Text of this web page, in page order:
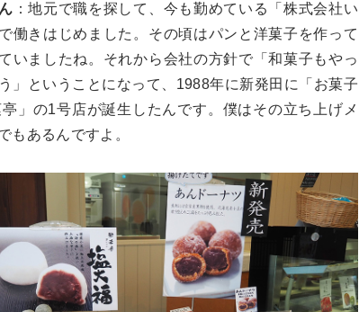
：地元で職を探して、今も勤めている「株式会社い
働きはじめました。その頃はパンと洋菓子を作って
いましたね。それから会社の方針で「和菓子もやっ
」ということになって、1988年に新発田に「お菓子
」の1号店が誕生したんです。僕はその立ち上げメ
もあるんですよ。